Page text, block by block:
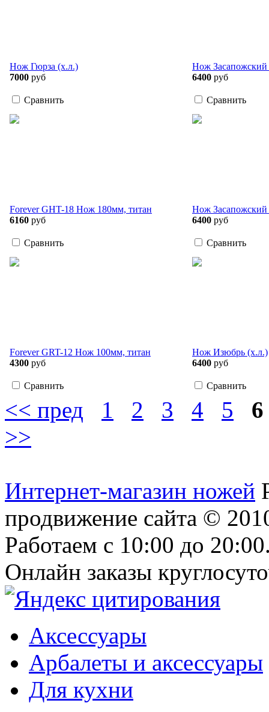
Нож Гюрза (х.л.)
7000 руб
Сравнить
Нож Засапожский
6400 руб
Сравнить
Forever GHT-18 Нож 180мм, титан
6160 руб
Сравнить
Нож Засапожский
6400 руб
Сравнить
Forever GRT-12 Нож 100мм, титан
4300 руб
Сравнить
Нож Изюбрь (х.л.)
6400 руб
Сравнить
<< пред 1 2 3 4 5
6
>>
Интернет-магазин ножей
продвижение сайта ©
Работаем с 10:00 до
Онлайн заказы
Аксессуары
Арбалеты и аксессуары
Для кухни